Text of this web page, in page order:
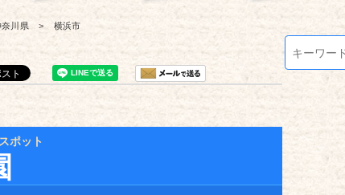
奈川県
横浜市
ポット